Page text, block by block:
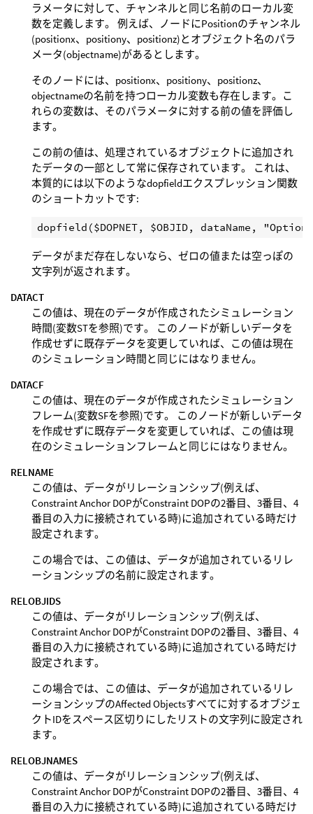
ラメータに対して、チャンネルと同じ名前のローカル変
数を定義します。 例えば、ノードにPositionのチャンネル
(positionx、positiony、positionz)とオブジェクト名のパラ
メータ(objectname)があるとします。
そのノードには、positionx、positiony、positionz、
objectnameの名前を持つローカル変数も存在します。こ
れらの変数は、そのパラメータに対する前の値を評価し
ます。
この前の値は、処理されているオブジェクトに追加され
たデータの一部として常に保存されています。 これは、
本質的には以下のようなdopfieldエクスプレッション関数
のショートカットです:
データがまだ存在しないなら、ゼロの値または空っぽの
文字列が返されます。
DATACT
この値は、現在のデータが作成されたシミュレーション
時間(変数STを参照)です。 このノードが新しいデータを
作成せずに既存データを変更していれば、この値は現在
のシミュレーション時間と同じにはなりません。
DATACF
この値は、現在のデータが作成されたシミュレーション
フレーム(変数SFを参照)です。 このノードが新しいデータ
を作成せずに既存データを変更していれば、この値は現
在のシミュレーションフレームと同じにはなりません。
RELNAME
この値は、データがリレーションシップ(例えば、
Constraint Anchor DOPがConstraint DOPの2番目、3番目、4
番目の入力に接続されている時)に追加されている時だけ
設定されます。
この場合では、この値は、データが追加されているリレ
ーションシップの名前に設定されます。
RELOBJIDS
この値は、データがリレーションシップ(例えば、
Constraint Anchor DOPがConstraint DOPの2番目、3番目、4
番目の入力に接続されている時)に追加されている時だけ
設定されます。
この場合では、この値は、データが追加されているリレ
ーションシップのAffected Objectsすべてに対するオブジェ
クトIDをスペース区切りにしたリストの文字列に設定され
ます。
RELOBJNAMES
この値は、データがリレーションシップ(例えば、
Constraint Anchor DOPがConstraint DOPの2番目、3番目、4
番目の入力に接続されている時)に追加されている時だけ